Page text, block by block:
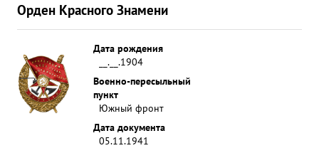
Орден Красного Знамени
Дата рождения
__.__.1904
Военно-пересыльный
пункт
Южный фронт
Дата документа
05.11.1941